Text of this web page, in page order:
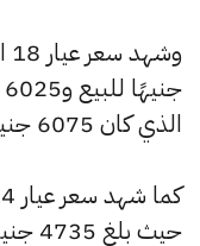
الذي كان 6075 جنيهًا للبيع و6015 جنيهًا للشراء.